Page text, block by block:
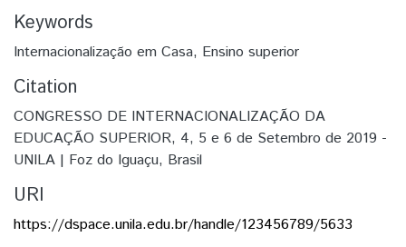
Keywords
Internacionalização em Casa, Ensino superior
Citation
CONGRESSO DE INTERNACIONALIZAÇÃO DA
EDUCAÇÃO SUPERIOR, 4, 5 e 6 de Setembro de 2019 -
UNILA | Foz do Iguaçu, Brasil
URI
https://dspace.unila.edu.br/handle/123456789/5633